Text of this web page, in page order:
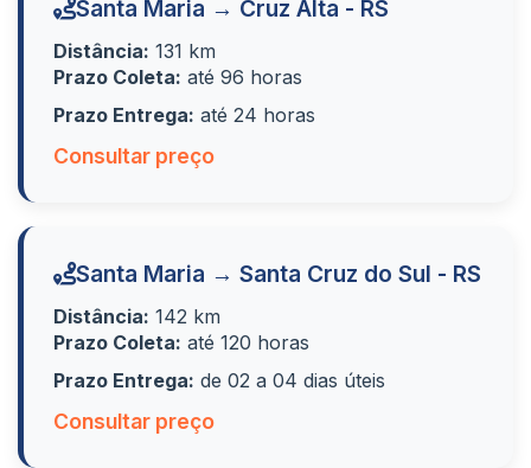
Santa Maria → Cruz Alta - RS
Distância: 131 km
Prazo Coleta: até 96 horas
Prazo Entrega: até 24 horas
Consultar preço
Santa Maria → Santa Cruz do Sul - RS
Distância: 142 km
Prazo Coleta: até 120 horas
Prazo Entrega: de 02 a 04 dias úteis
Consultar preço